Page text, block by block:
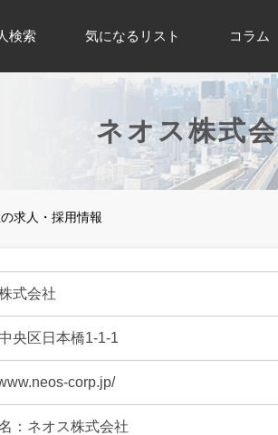
検索 気になるリスト コラム
ネオス株式
求人・採用情報
式会社
央区日本橋1-1-1
corp.jp/
：ネオス株式会社